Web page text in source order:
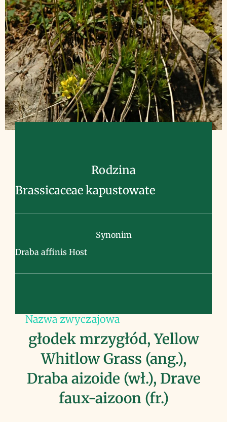
Rodzina
Brassicaceae kapustowate
Synonim
Draba affinis Host
Nazwa zwyczajowa
głodek mrzygłód, Yellow
Whitlow Grass (ang.),
Draba aizoide (wł.), Drave
faux-aizoon (fr.)